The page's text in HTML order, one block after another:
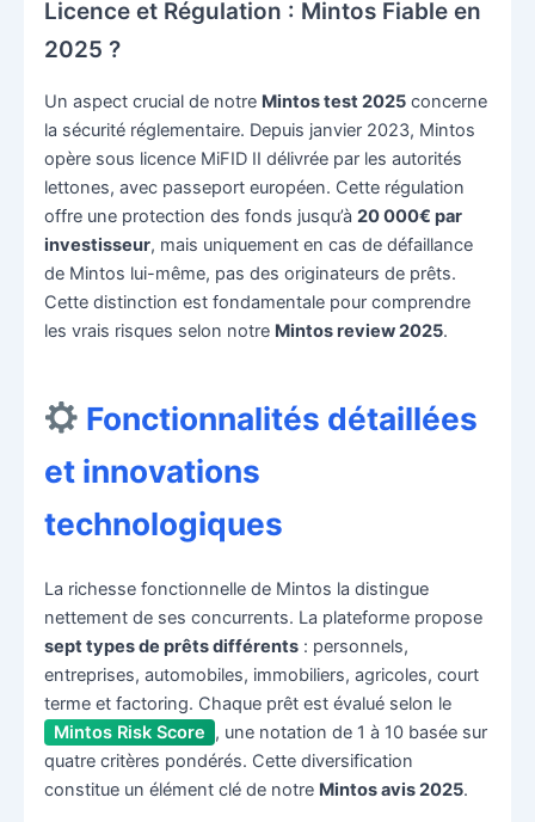
Licence et Régulation : Mintos Fiable en
2025 ?
Un aspect crucial de notre Mintos test 2025concerne
la sécurité réglementaire. Depuis janvier 2023, Mintos
opère sous licence MiFID II délivrée par les autorités
lettones, avec passeport européen. Cette régulation
offre une protection des fonds jusqu’à 20 000€ par
investisseur, mais uniquement en cas de défaillance
de Mintos lui-même, pas des originateurs de prêts.
Cette distinction est fondamentale pour comprendre
les vrais risques selon notre Mintos review 2025.
Fonctionnalités détaillées
et innovations
technologiques
La richesse fonctionnelle de Mintos la distingue
nettement de ses concurrents. La plateforme propose
sept types de prêts différents: personnels,
entreprises, automobiles, immobiliers, agricoles, court
terme et factoring. Chaque prêt est évalué selon le
Mintos Risk Score , une notation de 1 à 10 basée sur
quatre critères pondérés. Cette diversification
constitue un élément clé de notre Mintos avis 2025.